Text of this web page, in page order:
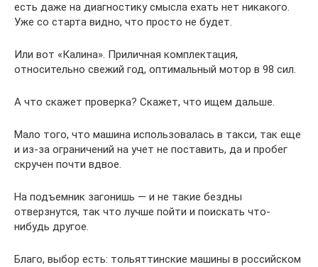
есть даже на диагностику смысла ехать нет никакого.
Уже со старта видно, что просто не будет.
Или вот «Калина». Приличная комплектация,
относительно свежий год, оптимальный мотор в 98 сил.
А что скажет проверка? Скажет, что ищем дальше.
Мало того, что машина использовалась в такси, так еще
и из-за ограничений на учет не поставить, да и пробег
скручен почти вдвое.
На подъемник загонишь — и не такие бездны
отверзнутся, так что лучше пойти и поискать что-
нибудь другое.
Благо, выбор есть: тольяттинские машины в российском